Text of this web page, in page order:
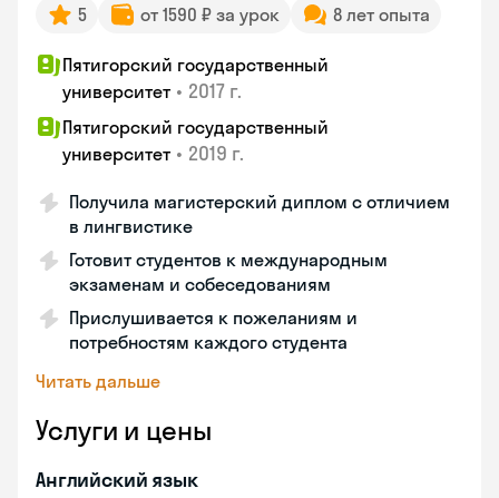
5 от 1590 ₽ за урок 8 лет опыта
Пятигорский государственный
университет • 2017 г.
Пятигорский государственный
университет • 2019 г.
Получила магистерский диплом с отличием
в лингвистике
Готовит студентов к международным
экзаменам и собеседованиям
Прислушивается к пожеланиям и
потребностям каждого студента
Читать дальше
Услуги и цены
Английский язык